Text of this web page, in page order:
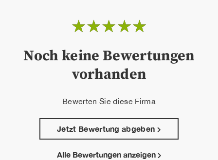
☆☆☆☆☆
Noch keine Bewertungen
vorhanden
Bewerten Sie diese Firma
Jetzt Bewertung abgeben
Alle Bewertungen anzeigen